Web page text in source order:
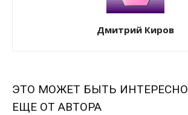
Дмитрий Киров
ЭТО МОЖЕТ БЫТЬ ИНТЕРЕСНО
ЕЩЕ ОТ АВТОРА